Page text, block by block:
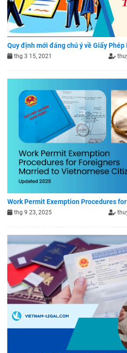
Quy định mới đáng chú ý về Giấy
thg 3 15, 2021
Work Permit Exemption Procedures
thg 9 23, 2025